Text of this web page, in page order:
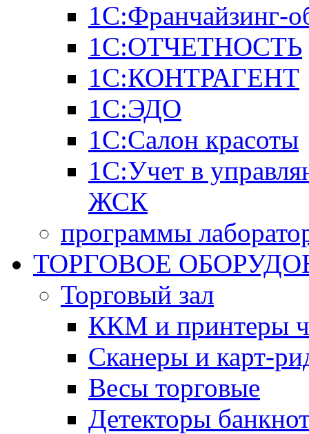
1С:Франчайзинг-
1С:ОТЧЕТНОСТЬ
1С:КОНТРАГЕНТ
1С:ЭДО
1С:Салон красоты
1С:Учет в
ЖСК
программы
ТОРГОВОЕ
Торговый зал
ККМ и принтеры
Сканеры и карт-
Весы торговые
Детекторы